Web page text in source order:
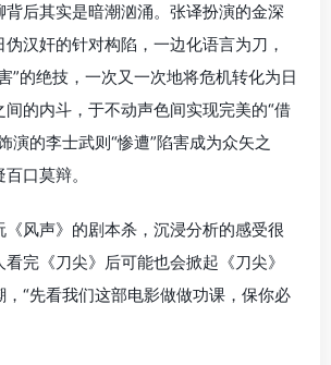
后其实是暗潮汹涌。张译扮演的金深
汉奸的针对构陷，一边化语言为刀，
”的绝技，一次又一次地将危机转化为日
的内斗，于不动声色间实现完美的“借
演的李士武则“惨遭”陷害成为众矢之
口莫辩。
风声》的剧本杀，沉浸分析的感受很
完《刀尖》后可能也会掀起《刀尖》
“先看我们这部电影做做功课，保你必